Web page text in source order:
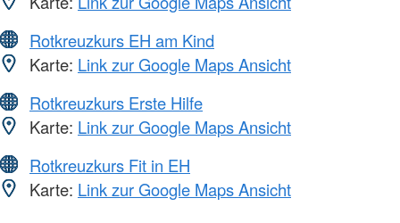
Rotkreuzkurs EH am Kind
Karte: Link zur Google Maps Ansicht
Rotkreuzkurs Erste Hilfe
Karte: Link zur Google Maps Ansicht
Rotkreuzkurs Fit in EH
Karte: Link zur Google Maps Ansicht